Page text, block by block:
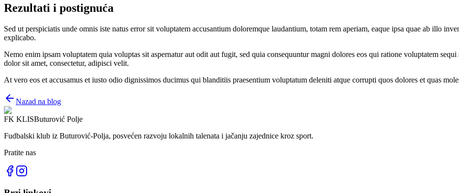
Rezultati i postignuća
Sed ut perspiciatis unde omnis iste natus error sit voluptatem accusantium doloremque laudantium, totam rem aperiam, eaque ipsa quae ab illo
explicabo.
Nemo enim ipsam voluptatem quia voluptas sit aspernatur aut odit aut fugit, sed quia consequuntur magni dolores eos qui ratione voluptatem
dolor sit amet, consectetur, adipisci velit.
At vero eos et accusamus et iusto odio dignissimos ducimus qui blanditiis praesentium voluptatum deleniti atque corrupti quos dolores et quas
Nazad na blog
FK KLISButurović Polje
Fudbalski klub iz Buturović-Polja, posvećen razvoju lokalnih talenata i jačanju zajednice kroz sport.
Pratite nas